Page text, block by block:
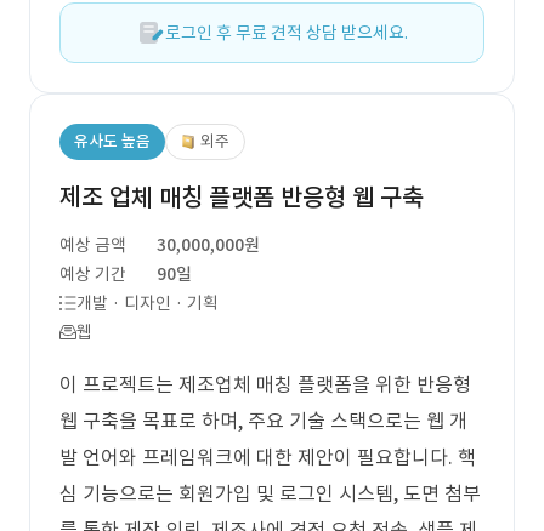
로그인 후 무료 견적 상담 받으세요.
유사도 높음 외주
제조 업체 매칭 플랫폼 반응형 웹 구축
예상 금액
30,000,000원
예상 기간
90일
개발 · 디자인 · 기획
웹
이 프로젝트는 제조업체 매칭 플랫폼을 위한 반응형
웹 구축을 목표로 하며, 주요 기술 스택으로는 웹 개
발 언어와 프레임워크에 대한 제안이 필요합니다. 핵
심 기능으로는 회원가입 및 로그인 시스템, 도면 첨부